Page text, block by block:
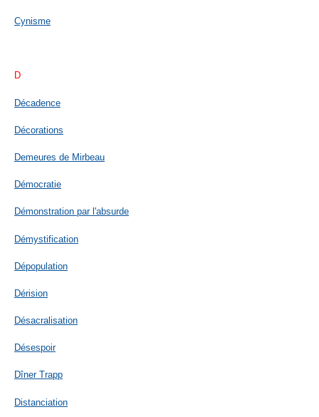
Cynisme
D
Décadence
Décorations
Demeures de Mirbeau
Démocratie
Démonstration par l'absurde
Démystification
Dépopulation
Dérision
Désacralisation
Désespoir
Dîner Trapp
Distanciation